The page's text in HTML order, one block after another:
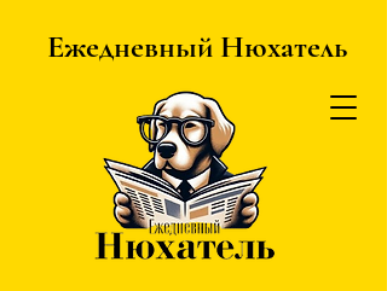
Ежедневный Нюхатель